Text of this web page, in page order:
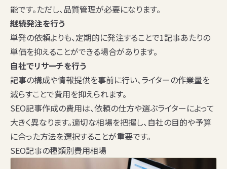
能です。ただし、品質管理が必要になります。
継続発注を行う
単発の依頼よりも、定期的に発注することで1記事あたりの
単価を抑えることができる場合があります。
自社でリサーチを行う
記事の構成や情報提供を事前に行い、ライターの作業量を
減らすことで費用を抑えられます。
SEO記事作成の費用は、依頼の仕方や選ぶライターによって
大きく異なります。適切な相場を把握し、自社の目的や予算
に合った方法を選択することが重要です。
SEO記事の種類別費用相場